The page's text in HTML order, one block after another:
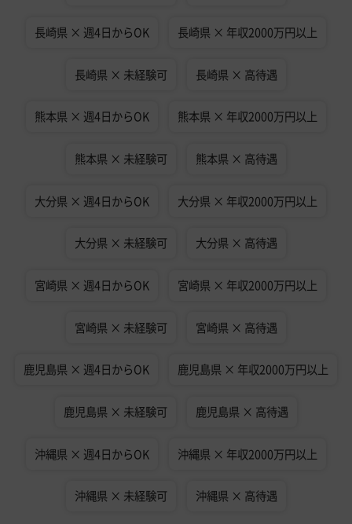
長崎県 × 週4日からOK 長崎県 × 年収2000万円以上
長崎県 × 未経験可 長崎県 × 高待遇
熊本県 × 週4日からOK 熊本県 × 年収2000万円以上
熊本県 × 未経験可 熊本県 × 高待遇
大分県 × 週4日からOK 大分県 × 年収2000万円以上
大分県 × 未経験可 大分県 × 高待遇
宮崎県 × 週4日からOK 宮崎県 × 年収2000万円以上
宮崎県 × 未経験可 宮崎県 × 高待遇
鹿児島県 × 週4日からOK 鹿児島県 × 年収2000万円以上
鹿児島県 × 未経験可 鹿児島県 × 高待遇
沖縄県 × 週4日からOK 沖縄県 × 年収2000万円以上
沖縄県 × 未経験可 沖縄県 × 高待遇